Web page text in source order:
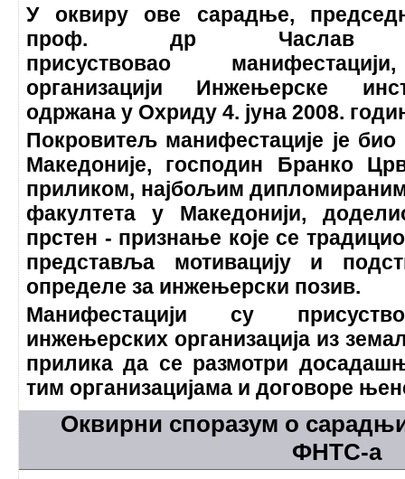
У оквиру ове сарадње,
проф. др Часлав
присуствовао
организацији Инжењерске
одржана у Охриду 4. јуна 2008.
Покровитељ манифестације је
Македоније, господин Бранко
приликом, најбољим
факултета у Македонији,
прстен - признање које се
представља мотивацију и
определе за инжењерски позив.
Манифестацији су
инжењерских организација из
прилика да се размотри
тим организацијама и договоре
Оквирни споразум о
ФНТС-а